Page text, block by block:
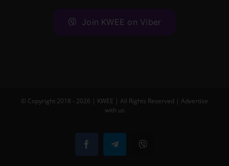
Join KWEE on Viber
© Copyright 2018 - 2026 | KWEE | All Rights Reserved | Advertise
with us
FacebookTelegramViber